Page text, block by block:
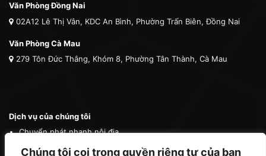
Chúng tôi coi trọng quyền riêng tư của bạn
Văn Phòng Đồng Nai
02A12 Lê Thị Vân, KDC An Bình, Phường Trấn Biên, Đồng Nai
Văn Phòng Cà Mau
279 Tôn Đức Thắng, Khóm 8, Phường Tân Thành, Cà Mau
Dịch vụ của chúng tôi
Chuyển phát nhanh nội địa
Chuyển phát nhanh quốc tế